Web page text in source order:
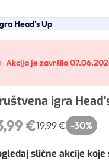
Head's Up
Akcija je završila
igra
€19,99 € -30%
slične akcije